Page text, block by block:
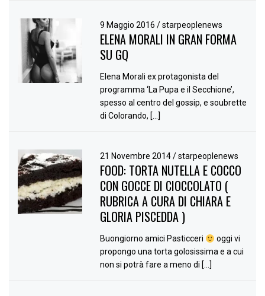
9 Maggio 2016/ starpeoplenews
ELENA MORALI IN GRAN FORMA
SU GQ
Elena Morali ex protagonista del
programma ‘La Pupa e il Secchione’,
spesso al centro del gossip, e soubrette
di Colorando, […]
21 Novembre 2014/ starpeoplenews
FOOD: TORTA NUTELLA E COCCO
CON GOCCE DI CIOCCOLATO (
RUBRICA A CURA DI CHIARA E
GLORIA PISCEDDA )
Buongiorno amici Pasticceri
oggi vi
propongo una torta golosissima e a cui
non si potrà fare a meno di […]